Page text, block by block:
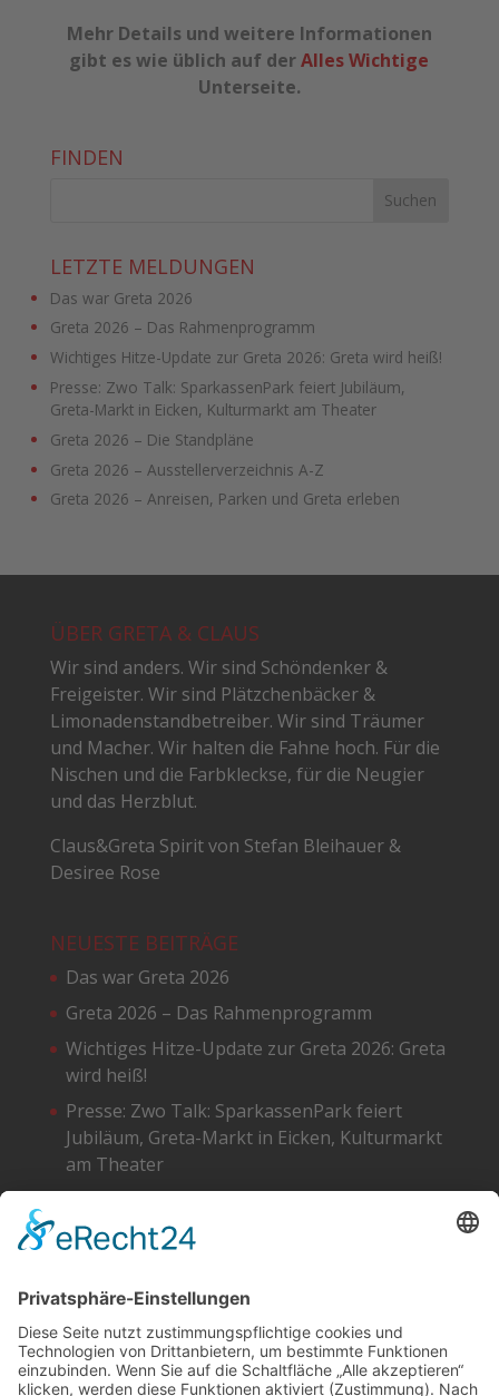
Mehr Details und weitere Informationen
gibt es wie üblich auf derAlles Wichtige
Unterseite.
FINDEN
LETZTE MELDUNGEN
Das war Greta 2026
Greta 2026 – Das Rahmenprogramm
Wichtiges Hitze-Update zur Greta 2026: Greta wird heiß!
Presse: Zwo Talk: SparkassenPark feiert Jubiläum,
Greta-Markt in Eicken, Kulturmarkt am Theater
Greta 2026 – Die Standpläne
Greta 2026 – Ausstellerverzeichnis A-Z
Greta 2026 – Anreisen, Parken und Greta erleben
ÜBER GRETA & CLAUS
Wir sind anders. Wir sind Schöndenker &
Freigeister. Wir sind Plätzchenbäcker &
Limonadenstandbetreiber. Wir sind Träumer
und Macher. Wir halten die Fahne hoch. Für die
Nischen und die Farbkleckse, für die Neugier
und das Herzblut.
Claus&Greta Spirit von Stefan Bleihauer &
Desiree Rose
NEUESTE BEITRÄGE
Das war Greta 2026
Greta 2026 – Das Rahmenprogramm
Wichtiges Hitze-Update zur Greta 2026: Greta
wird heiß!
Presse: Zwo Talk: SparkassenPark feiert
Jubiläum, Greta-Markt in Eicken, Kulturmarkt
am Theater
Greta 2026 – Die Standpläne
Facebook
Instagram
SoundCloud
Cookie-Einstellungen